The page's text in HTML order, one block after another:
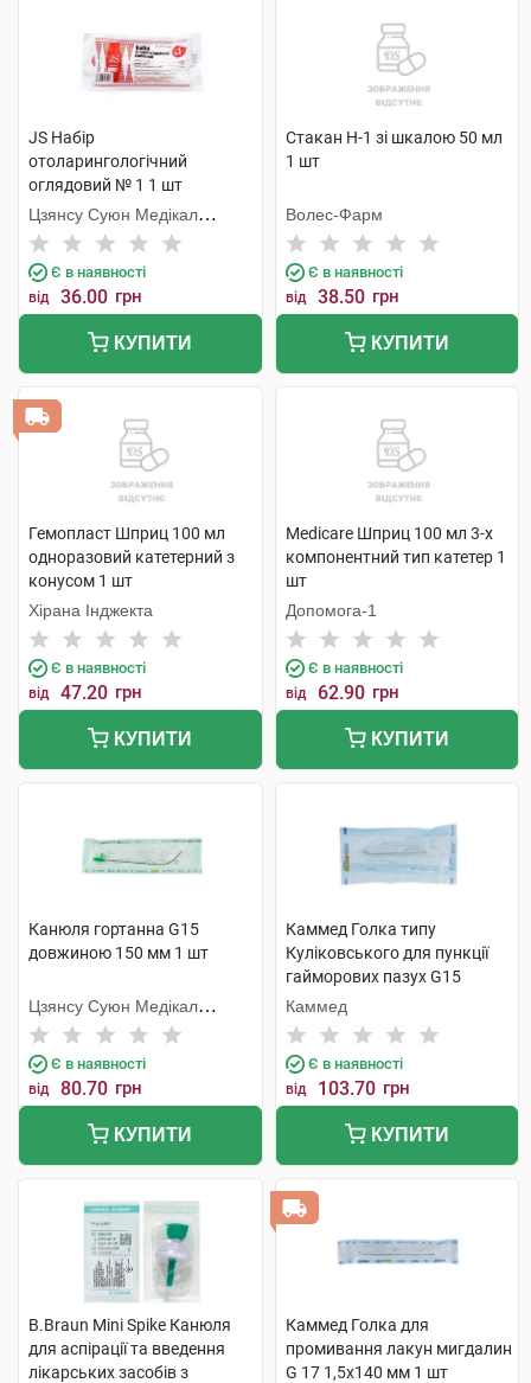
JS Набір
отоларингологічний
оглядовий № 1 1 шт
Цзянсу Суюн Медікал
Метіріалс
Є в наявності
від 36.00 грн
КУПИТИ
Стакан Н-1 зі шкалою 50 мл
1 шт
Волес-Фарм
Є в наявності
від 38.50 грн
КУПИТИ
Гемопласт Шприц 100 мл
одноразовий катетерний з
конусом 1 шт
Хірана Інджекта
Є в наявності
від 47.20 грн
КУПИТИ
Medicare Шприц 100 мл 3-х
компонентний тип катетер 1
шт
Допомога-1
Є в наявності
від 62.90 грн
КУПИТИ
Канюля гортанна G15
довжиною 150 мм 1 шт
Цзянсу Суюн Медікал
Метіріалс
Є в наявності
від 80.70 грн
КУПИТИ
Каммед Голка типу
Куліковського для пункції
гайморових пазух G15
2,0x85 мм 1 шт
Каммед
Є в наявності
від 103.70 грн
КУПИТИ
B.Braun Mini Spike Канюля
для аспірації та введення
лікарських засобів з
Каммед Голка для
промивання лакун мигдалин
G 17 1,5x140 мм 1 шт